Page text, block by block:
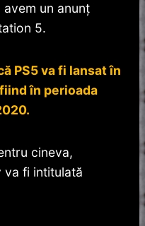
un anunț
5.
PS5 va fi lansat în
în perioada
cineva,
va fi intitulată